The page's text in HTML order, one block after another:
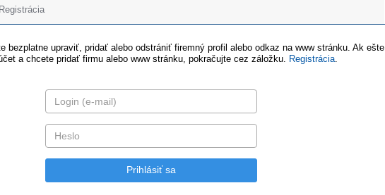
Registrácia
bezplatne upraviť, pridať alebo odstrániť firemný profil alebo odkaz na www stránku. Ak ešte
a chcete pridať firmu alebo www stránku, pokračujte cez záložku.
Registrácia